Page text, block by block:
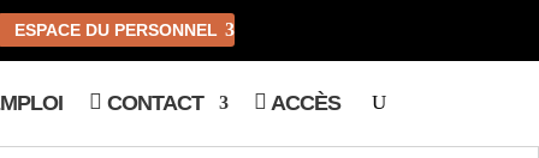
ESPACE DU PERSONNEL
CONTACT ACCÈS